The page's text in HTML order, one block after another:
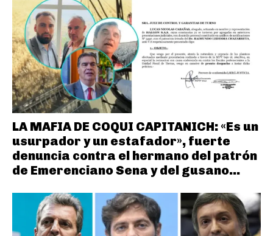
LA MAFIA DE COQUI CAPITANICH: «Es un
usurpador y un estafador», fuerte
denuncia contra el hermano del patrón
de Emerenciano Sena y del gusano...